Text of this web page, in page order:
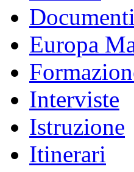
Documenti
Europa
Interviste
Istruzione
Itinerari